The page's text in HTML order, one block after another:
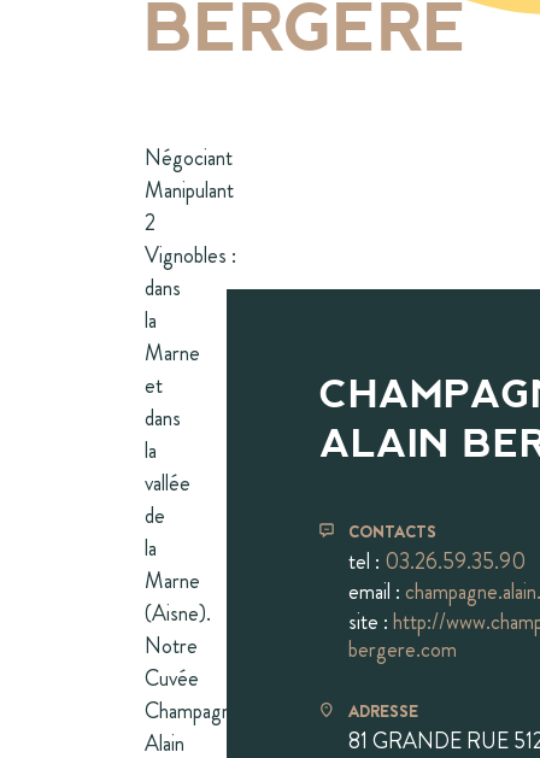
BERGERE
Négociant
Manipulant
2
Vignobles :
dans
la
Marne
et
dans
la
vallée
de
la
Marne
(Aisne).
Notre
Cuvée
Champagne
Alain
ALAIN
CONTACTS
tel : 03.26.59.35.90
email :
site :http://
bergere.com
ADRESSE
81 GRANDE RUE